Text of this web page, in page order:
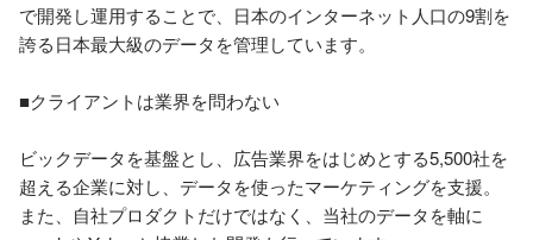
で開発し運用することで、日本のインターネット人口の9割を
誇る日本最大級のデータを管理しています。
■クライアントは業界を問わない
ビックデータを基盤とし、広告業界をはじめとする5,500社を
超える企業に対し、データを使ったマーケティングを支援。
また、自社プロダクトだけではなく、当社のデータを軸に